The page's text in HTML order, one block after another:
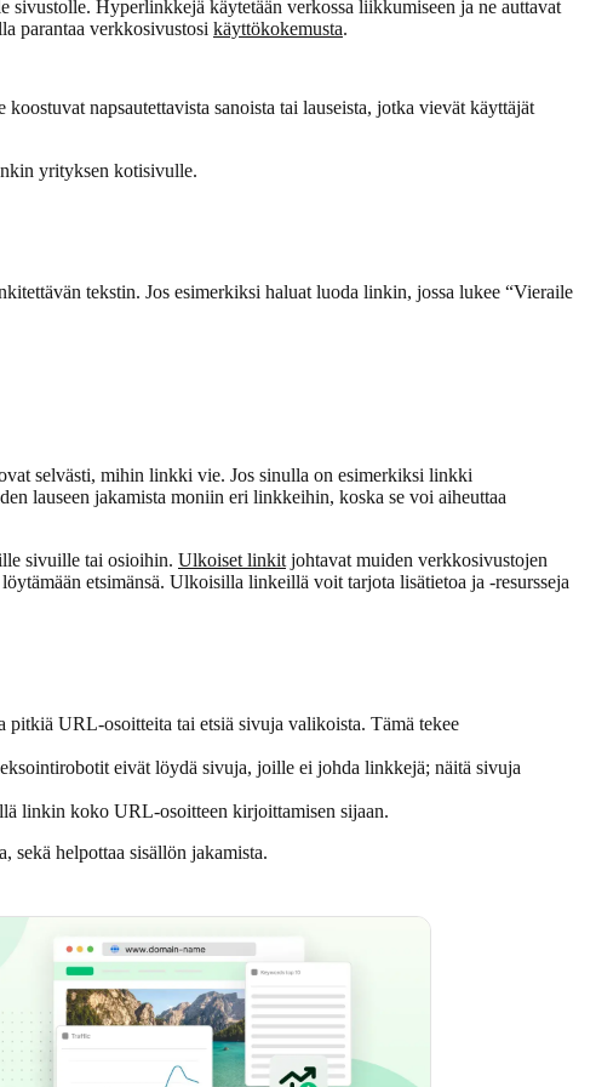
Hyperlinkkejä käytetään verkossa liikkumiseen ja ne auttavat
parantaa verkkosivustosi käyttökokemusta.
napsautettavista sanoista tai lauseista, jotka vievät käyttäjät
yrityksen kotisivulle.
tekstin. Jos esimerkiksi haluat luoda linkin, jossa lukee “Vieraile
selvästi, mihin linkki vie. Jos sinulla on esimerkiksi linkki
lauseen jakamista moniin eri linkkeihin, koska se voi aiheuttaa
sivuille tai osioihin. Ulkoiset linkit johtavat muiden verkkosivustojen
etsimänsä. Ulkoisilla linkeillä voit tarjota lisätietoa ja -resursseja
URL-osoitteita tai etsiä sivuja valikoista. Tämä tekee
eivät löydä sivuja, joille ei johda linkkejä; näitä sivuja
linkin koko URL-osoitteen kirjoittamisen sijaan.
sekä helpottaa sisällön jakamista.